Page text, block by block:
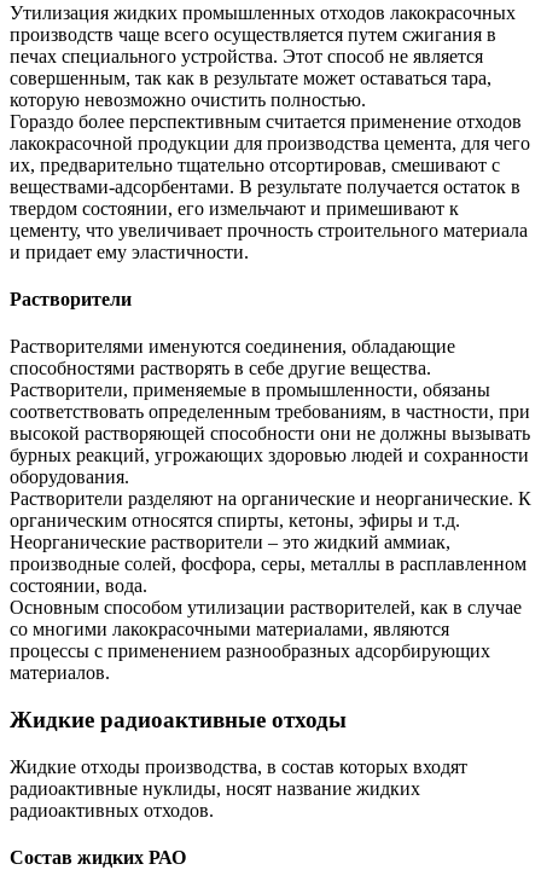
Утилизация жидких промышленных отходов лакокрасочных
производств чаще всего осуществляется путем сжигания в
печах специального устройства. Этот способ не является
совершенным, так как в результате может оставаться тара,
которую невозможно очистить полностью.
Гораздо более перспективным считается применение отходов
лакокрасочной продукции для производства цемента, для чего
их, предварительно тщательно отсортировав, смешивают с
веществами-адсорбентами. В результате получается остаток в
твердом состоянии, его измельчают и примешивают к
цементу, что увеличивает прочность строительного материала
и придает ему эластичности.
Растворители
Растворителями именуются соединения, обладающие
способностями растворять в себе другие вещества.
Растворители, применяемые в промышленности, обязаны
соответствовать определенным требованиям, в частности, при
высокой растворяющей способности они не должны вызывать
бурных реакций, угрожающих здоровью людей и сохранности
оборудования.
Растворители разделяют на органические и неорганические. К
органическим относятся спирты, кетоны, эфиры и т.д.
Неорганические растворители – это жидкий аммиак,
производные солей, фосфора, серы, металлы в расплавленном
состоянии, вода.
Основным способом утилизации растворителей, как в случае
со многими лакокрасочными материалами, являются
процессы с применением разнообразных адсорбирующих
материалов.
Жидкие радиоактивные отходы
Жидкие отходы производства, в состав которых входят
радиоактивные нуклиды, носят название жидких
радиоактивных отходов.
Состав жидких РАО